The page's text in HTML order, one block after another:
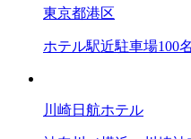
東京都港区
ホテル駅近駐車場100
川崎日航ホテル